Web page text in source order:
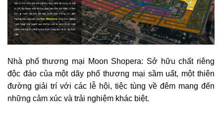
Nhà phố thương mại Moon Shopera: Sở hữu chất riêng
độc đáo của một dãy phố thương mại sầm uất, một thiên
đường giải trí với các lễ hội, tiệc tùng về đêm mang đến
những cảm xúc và trải nghiệm khác biệt.